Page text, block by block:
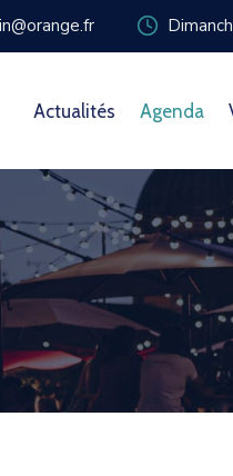
Actualités Agenda